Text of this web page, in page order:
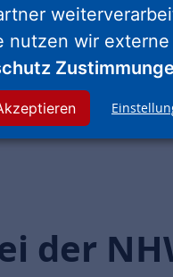
Team in Frankfurt
(m/w/d)
der
nutzen wir externe